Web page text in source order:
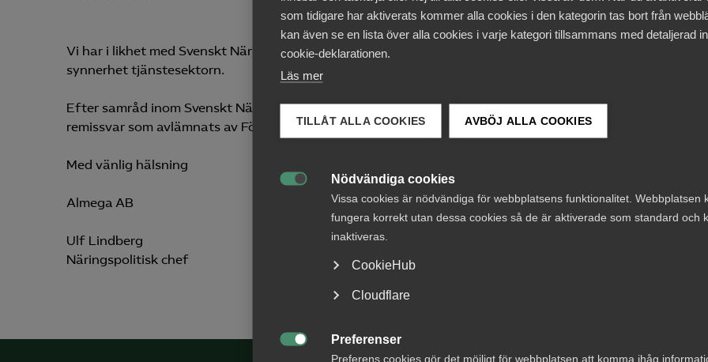
som tidigare har aktiverats kommer alla cookies i den kategorin tas bort från
kan även se en lista över alla cookies i varje kategori tillsammans med detaljerad
cookie-deklarationen.
Läs mer
TILLÅT ALLA COOKIES AVBÖJ ALLA COOKIES
Nödvändiga cookies
Vissa cookies är nödvändiga för webbplatsens funktionalitet. Webbplatsen
fungera korrekt utan dessa cookies så de är aktiverade som standard och
inaktiveras.
CookieHub
Cloudflare
Preferenser
Preferens cookies gör det möjligt för webbplatsen att komma ihåg
Vi har i likhet med Svenskt Näringsliv koncentrerat oss på de delar vi anser vara viktiga för näringslivet
synnerhet tjänstesektorn.
Efter samråd inom Svenskt Näringsliv med berörda medlemsorganisationer ber vi att få instämma i det
remissvar som avlämnats av Föreningen Svenskt Näringsliv.
Med vänlig hälsning
Almega AB
Ulf Lindberg
Näringspolitisk chef